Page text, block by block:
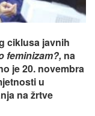
ciklusa javnih
feminizam?, na
je 20. novembra
u
na žrtve